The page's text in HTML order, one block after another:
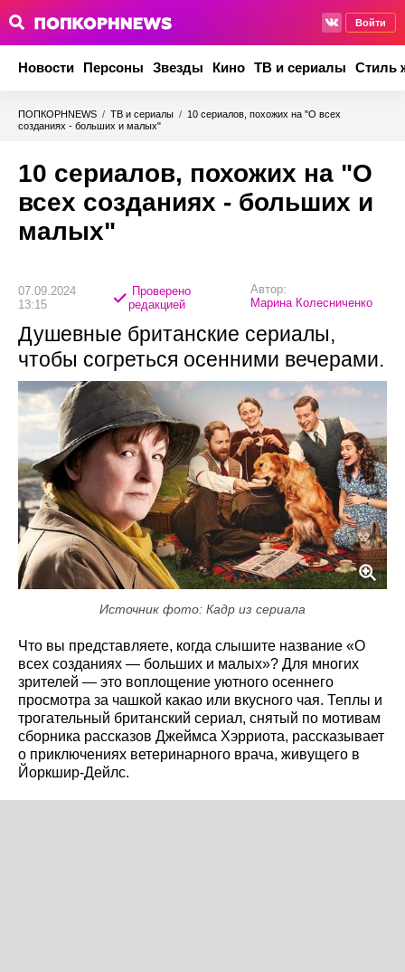
Войти
Новости Персоны Звезды Кино ТВ и сериалы Стиль
ПОПКОРНNEWS / ТВ и сериалы / 10 сериалов, похожих на "О всех
созданиях - больших и малых"
10 сериалов, похожих на "О
всех созданиях - больших и
малых"
07.09.2024
13:15
Проверено
редакцией
Автор:
Марина Колесниченко
Душевные британские сериалы,
чтобы согреться осенними вечерами.
Источник фото: Кадр из сериала
Что вы представляете, когда слышите название «О
всех созданиях — больших и малых»? Для многих
зрителей — это воплощение уютного осеннего
просмотра за чашкой какао или вкусного чая. Теплы и
трогательный британский сериал, снятый по мотивам
сборника рассказов Джеймса Хэрриота, рассказывает
о приключениях ветеринарного врача, живущего в
Йоркшир-Дейлс.